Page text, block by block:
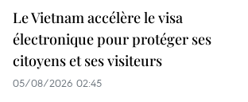
Le Vietnam accélère le visa
électronique pour protéger ses
citoyens et ses visiteurs
05/08/2026 02:45